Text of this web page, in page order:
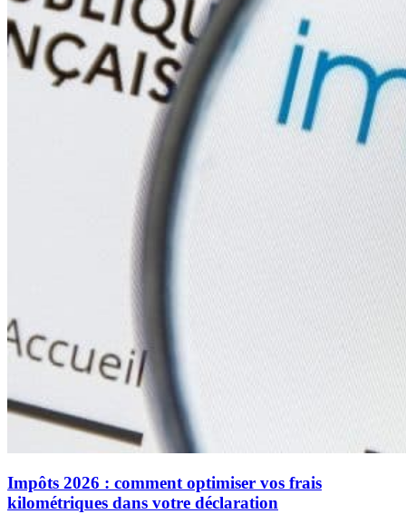
Impôts 2026 : comment optimiser vos frais
kilométriques dans votre déclaration